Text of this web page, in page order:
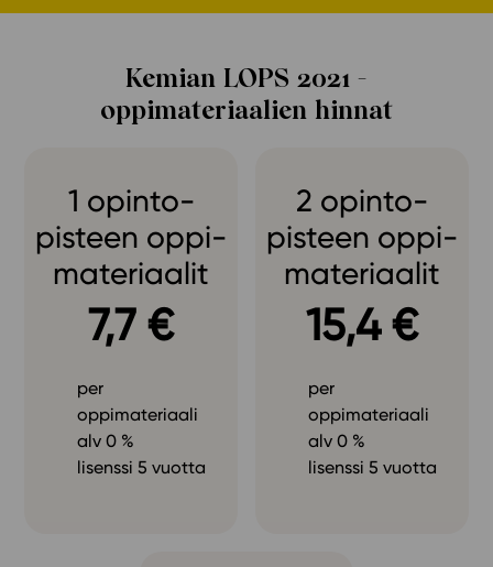
Kemian LOPS 2021 -
oppimateriaalien hinnat
1 opinto­­
pisteen oppi­­
materiaalit
7,7 €
per
oppimateriaali
alv 0 %
lisenssi 5 vuotta
2 opinto­­
pisteen oppi­­
materiaalit
15,4 €
per
oppimateriaali
alv 0 %
lisenssi 5 vuotta